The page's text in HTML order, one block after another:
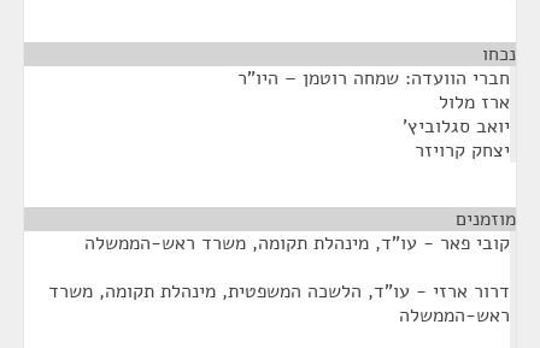
נכחו
חברי הוועדה: שמחה רוטמן – היו"ר
ארז מלול
יואב סגלוביץ'
יצחק קרויזר
מוזמנים
קובי פאר - עו"ד, מינהלת תקומה, משרד ראש-הממשלה
דרור ארזי - עו"ד, הלשכה המשפטית, מינהלת תקומה, משרד
ראש-הממשלה